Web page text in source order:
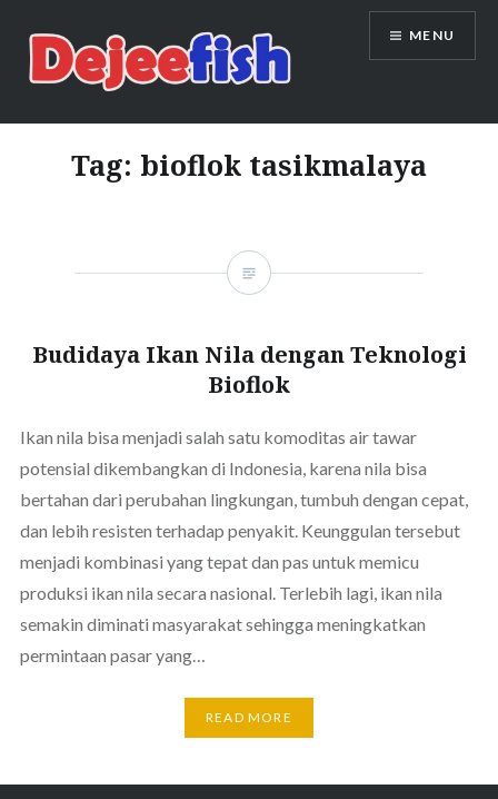
content
DEJEEFISH | PRODUSEN BENIH
IKAN BERKUALITAS INDONESIA
MENU
Tag: bioflok tasikmalaya
Budidaya Ikan Nila dengan Teknologi
Bioflok
Ikan nila bisa menjadi salah satu komoditas air tawar
potensial dikembangkan di Indonesia, karena nila bisa
bertahan dari perubahan lingkungan, tumbuh dengan cepat,
dan lebih resisten terhadap penyakit. Keunggulan tersebut
menjadi kombinasi yang tepat dan pas untuk memicu
produksi ikan nila secara nasional. Terlebih lagi, ikan nila
semakin diminati masyarakat sehingga meningkatkan
permintaan pasar yang…
READ MORE